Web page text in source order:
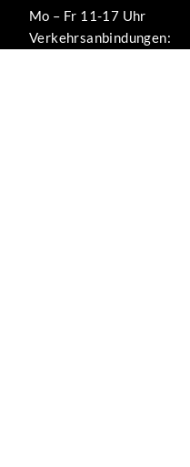
Mo – Fr 11-17 Uhr
Verkehrsanbindungen: